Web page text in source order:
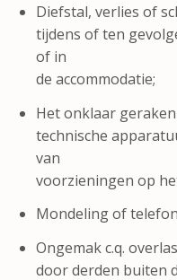
Diefstal, verlies of
tijdens of ten
of in
de accommodatie;
Het onklaar
technische
van
voorzieningen op
Mondeling of
Ongemak c.q.
door derden buiten